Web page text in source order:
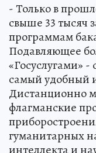
- Только в
свыше 33 тысяч
программам
Подавляющее
«Госуслугами» -
самый удобный
Дистанционно
флагманские
гуманитарных
интеллекта и